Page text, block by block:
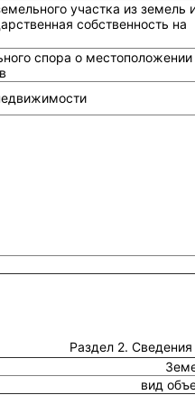
участка из земель
собственность на
спора о местоположении
Раздел 2.
вид